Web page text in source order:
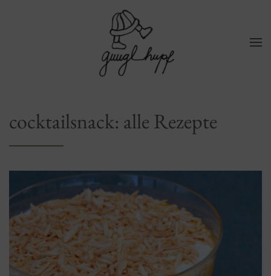
Zum Hauptinhalt springen
cocktailsnack: alle Rezepte